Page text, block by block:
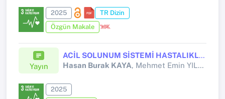
2025
TR Dizin
Özgün Makale
Yayın
ACİL SOLUNUM SİSTEMİ HASTALIKLARINDA İLAÇ YÖNETİMİ
Hasan Burak KAYA, Mehmet Emin YILMAZ
2025